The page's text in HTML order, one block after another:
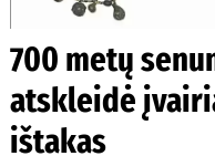
700 metų
atskleidė
ištakas